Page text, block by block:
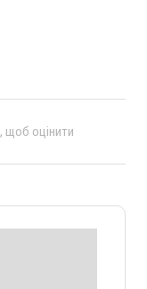
, щоб оцінити